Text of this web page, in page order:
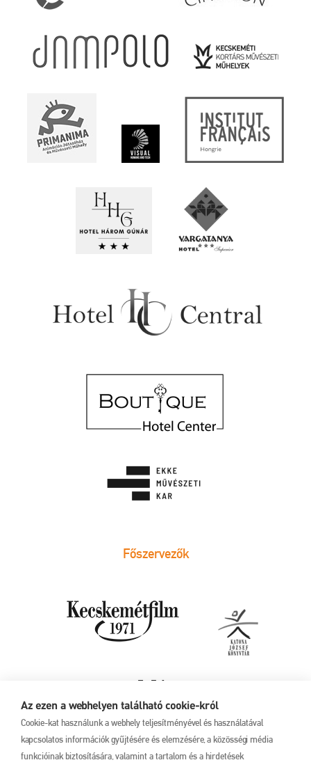
Az ezen a webhelyen található cookie-król
Cookie-kat használunk a webhely teljesítményével és használatával
kapcsolatos információk gyűjtésére és elemzésére, a közösségi média
funkcióinak biztosítására, valamint a tartalom és a hirdetések
Főszervezők